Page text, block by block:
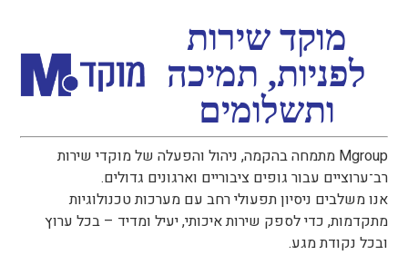
מוקד שירות
לפניות, תמיכה
ותשלומים
Mgroup מתמחה בהקמה, ניהול והפעלה של מוקדי שירות
רב־ערוציים עבור גופים ציבוריים וארגונים גדולים.
אנו משלבים ניסיון תפעולי רחב עם מערכות טכנולוגיות
מתקדמות, כדי לספק שירות איכותי, יעיל ומדיד – בכל ערוץ
ובכל נקודת מגע.